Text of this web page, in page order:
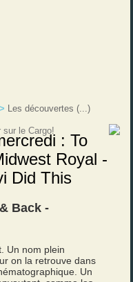
> Les découvertes (...)
: To
Royal -
Did This
Back -
Un nom plein
on la retrouve dans
Un